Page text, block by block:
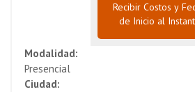
Recibir Costos y
de Inicio al
Modalidad:
Presencial
Ciudad: